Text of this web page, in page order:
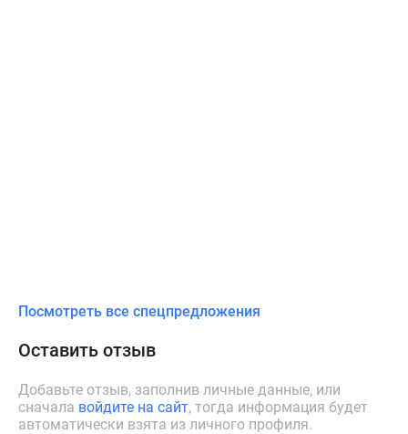
Посмотреть все спецпредложения
Оставить отзыв
Добавьте отзыв, заполнив личные данные, или
сначала войдите на сайт, тогда информация будет
автоматически взята из личного профиля.